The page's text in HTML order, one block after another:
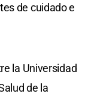
de cuidado e
la Universidad
de la